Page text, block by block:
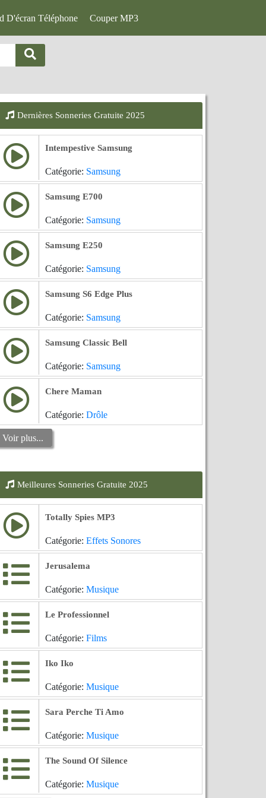
D'écran Téléphone Couper MP3
Dernières Sonneries Gratuite 2025
Intempestive Samsung
Catégorie: Samsung
Samsung E700
Catégorie: Samsung
Samsung E250
Catégorie: Samsung
Samsung S6 Edge Plus
Catégorie: Samsung
Samsung Classic Bell
Catégorie: Samsung
Chere Maman
Catégorie: Drôle
Voir plus...
Meilleures Sonneries Gratuite 2025
Totally Spies MP3
Catégorie: Effets Sonores
Jerusalema
Catégorie: Musique
Le Professionnel
Catégorie: Films
Iko Iko
Catégorie: Musique
Sara Perche Ti Amo
Catégorie: Musique
The Sound Of Silence
Catégorie: Musique